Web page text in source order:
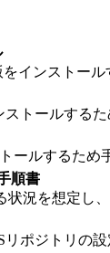
をインストー
ストールするた
ールするため
順書
況を想定し
ポジトリの設